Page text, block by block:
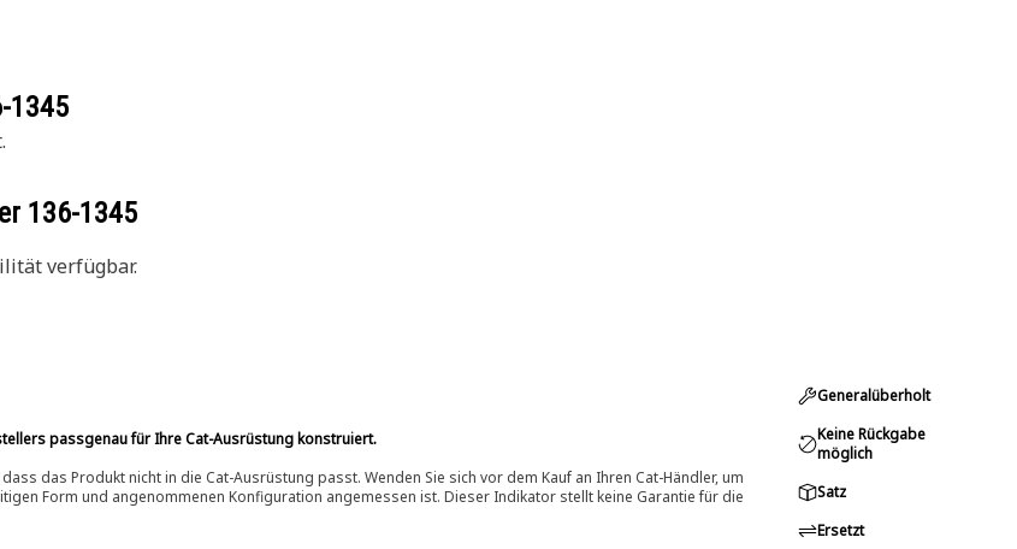
1345
136-1345
verfügbar.
passgenau für Ihre Cat-Ausrüstung konstruiert.
das Produkt nicht in die Cat-Ausrüstung passt. Wenden Sie sich vor dem Kauf an Ihren Cat-Händler, um
Form und angenommenen Konfiguration angemessen ist. Dieser Indikator stellt keine Garantie für die
Generalüberholt
Keine Rückgabe
möglich
Satz
Ersetzt